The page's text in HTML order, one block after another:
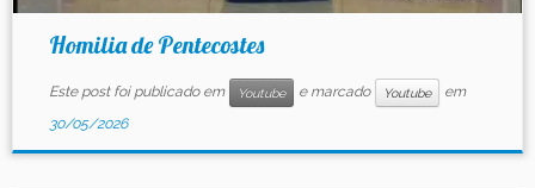
Homilia de Pentecostes
Este post foi publicado em Youtube e marcado Youtube
em
30/05/2026